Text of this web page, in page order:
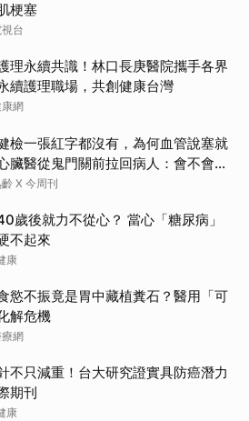
梗塞
台
理永續共識！林口長庚醫院攜手各界
續護理職場，共創健康台灣
網
檢一張紅字都沒有，為何血管說塞就
臟醫從鬼門關前拉回病人：會不會心
對數字
X 今周刊
歲後就力不從心？ 當心「糖尿病」
不起來
康
慾不振竟是胃中藏植糞石？醫用「可
解危機
網
不只減重！台大研究證實具防癌潛力
期刊
康